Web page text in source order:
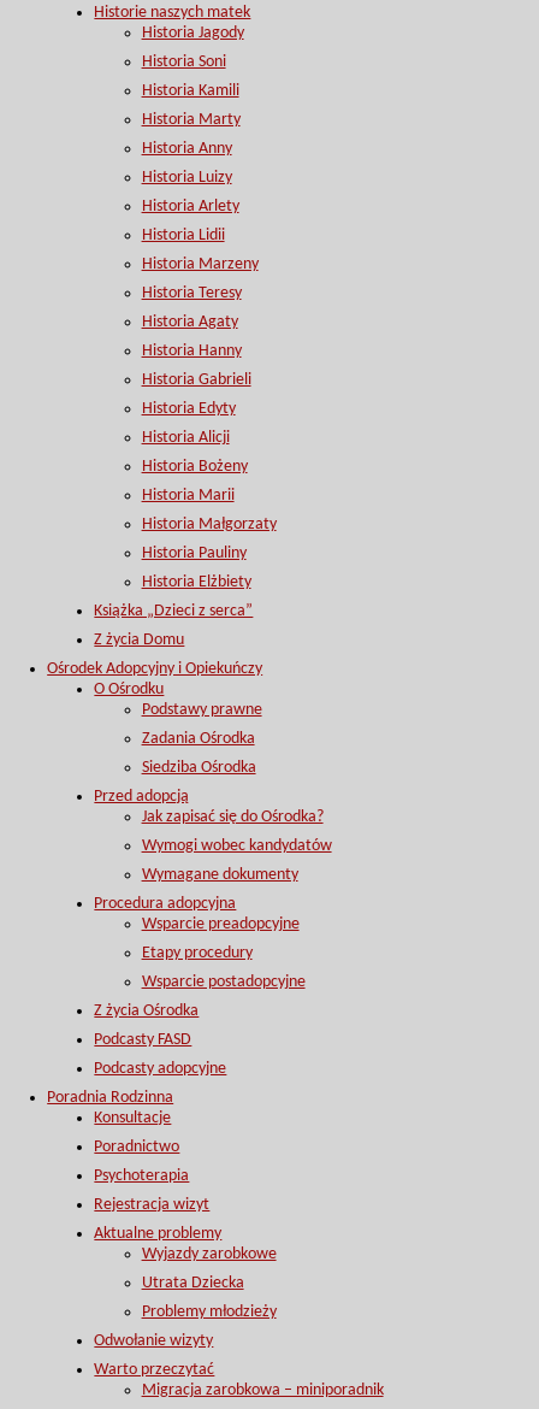
Historie naszych matek
Historia Jagody
Historia Soni
Historia Kamili
Historia Marty
Historia Anny
Historia Luizy
Historia Arlety
Historia Lidii
Historia Marzeny
Historia Teresy
Historia Agaty
Historia Hanny
Historia Gabrieli
Historia Edyty
Historia Alicji
Historia Bożeny
Historia Marii
Historia Małgorzaty
Historia Pauliny
Historia Elżbiety
Książka „Dzieci z serca”
Z życia Domu
Ośrodek Adopcyjny i Opiekuńczy
O Ośrodku
Podstawy prawne
Zadania Ośrodka
Siedziba Ośrodka
Przed adopcją
Jak zapisać się do Ośrodka?
Wymogi wobec kandydatów
Wymagane dokumenty
Procedura adopcyjna
Wsparcie preadopcyjne
Etapy procedury
Wsparcie postadopcyjne
Z życia Ośrodka
Podcasty FASD
Podcasty adopcyjne
Poradnia Rodzinna
Konsultacje
Poradnictwo
Psychoterapia
Rejestracja wizyt
Aktualne problemy
Wyjazdy zarobkowe
Utrata Dziecka
Problemy młodzieży
Odwołanie wizyty
Warto przeczytać
Migracja zarobkowa – miniporadnik